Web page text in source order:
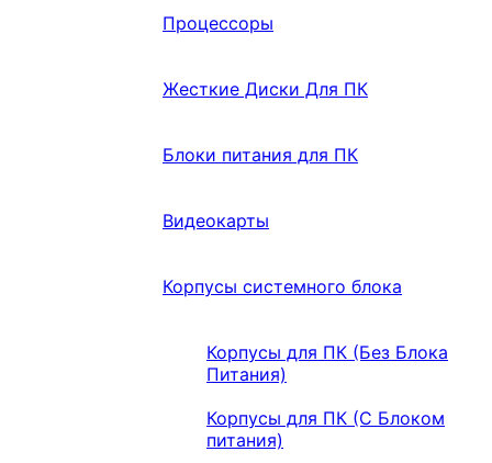
Процессоры
Жесткие Диски Для ПК
Блоки питания для ПК
Видеокарты
Корпусы системного блока
Корпусы для ПК (Без Блока
Питания)
Корпусы для ПК (С Блоком
питания)